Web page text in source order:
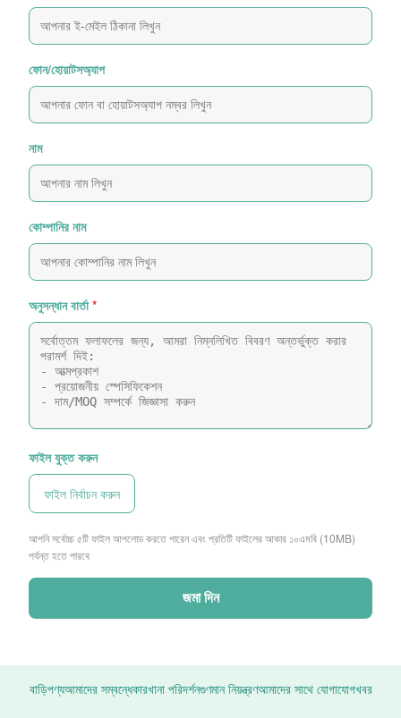
ফোন/হোয়াটসঅ্যাপ
নাম
কোম্পানির নাম
অনুসন্ধান বার্তা *
ফাইল যুক্ত করুন
ফাইল নির্বাচন করুন
আপনি সর্বোচ্চ ৫টি ফাইল আপলোড করতে পারেন এবং প্রতিটি ফাইলের আকার ১০এমবি (10MB)
পর্যন্ত হতে পারবে
জমা দিন
বাড়িপণ্যআমাদের সম্বন্ধেকারখানা পরিদর্শনগুণমান নিয়ন্ত্রণআমাদের সাথে যোগাযোগখবর